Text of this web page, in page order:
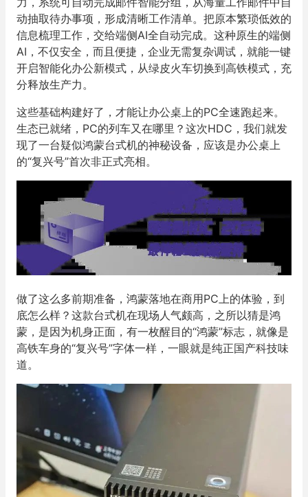
动抽取待办事项，形成清晰工作清单。把原本繁琐低效的
信息梳理工作，交给端侧AI全自动完成。这种原生的端侧
AI，不仅安全，而且便捷，企业无需复杂调试，就能一键
开启智能化办公新模式，从绿皮火车切换到高铁模式，充
分释放生产力。
这些基础构建好了，才能让办公桌上的PC全速跑起来。
生态已就绪，PC的列车又在哪里？这次HDC，我们就发
现了一台疑似鸿蒙台式机的神秘设备，应该是办公桌上
的“复兴号”首次非正式亮相。
做了这么多前期准备，鸿蒙落地在商用PC上的体验，到
底怎么样？这款台式机在现场人气颇高，之所以猜是鸿
蒙，是因为机身正面，有一枚醒目的“鸿蒙”标志，就像是
高铁车身的“复兴号”字体一样，一眼就是纯正国产科技味
道。